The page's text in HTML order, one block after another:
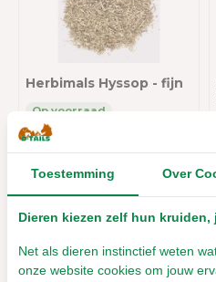
Herbimals Hyssop - fijn
Leverbaar met 1- 2 werkdagen
€6,21
Toestemming Over
Dieren kiezen zelf hun
Net als dieren instinctief weten
onze website cookies om jouw